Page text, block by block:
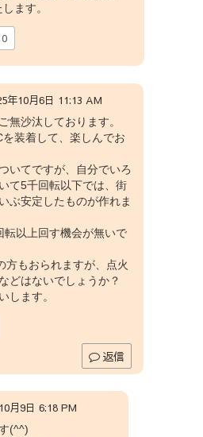
ます。
0
年10月6日 11:13 AM
無沙汰しております。
装着して、楽しんでお
いてですが、自分でいろ
て5千回転以下では、街
ぶ安定したものが作れま
転以上回す機会が無いで
方もおられますが、点火
どはないでしょうか？
します。
返信
月9日 6:18 PM
(^^)